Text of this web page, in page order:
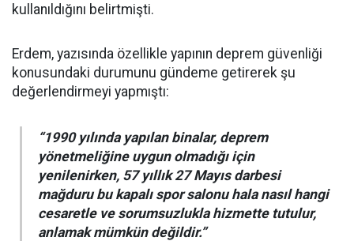
kullanıldığını belirtmişti.
Erdem, yazısında özellikle yapının deprem güvenliği
konusundaki durumunu gündeme getirerek şu
değerlendirmeyi yapmıştı:
“1990 yılında yapılan binalar, deprem
yönetmeliğine uygun olmadığı için
yenilenirken, 57 yıllık 27 Mayıs darbesi
mağduru bu kapalı spor salonu hala nasıl hangi
cesaretle ve sorumsuzlukla hizmette tutulur,
anlamak mümkün değildir.”